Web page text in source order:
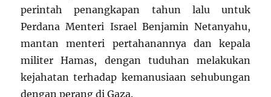
perintah penangkapan tahun lalu untuk
Perdana Menteri Israel Benjamin Netanyahu,
mantan menteri pertahanannya dan kepala
militer Hamas, dengan tuduhan melakukan
kejahatan terhadap kemanusiaan sehubungan
dengan perang di Gaza.